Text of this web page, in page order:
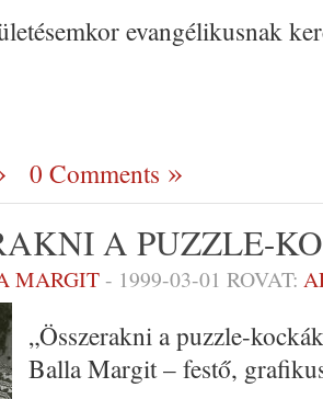
evangéli­kusnak
0 Comments
A PUZZLE-
MARGIT- 1999-03-01 ROVAT:
„Összerakni a puzzle-
Balla Margit – festő,